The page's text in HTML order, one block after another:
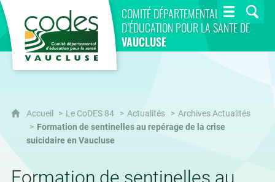
COMITÉ DÉPARTEMENTAL
D’ÉDUCATION POUR LA SANTÉ DE
VAUCLUSE
CoDES 84
Accueil Le CoDES 84 Actualités
Archives Actualités
Formation de sentinelles au repérage de la crise
suicidaire en Vaucluse
Formation de sentinelles au